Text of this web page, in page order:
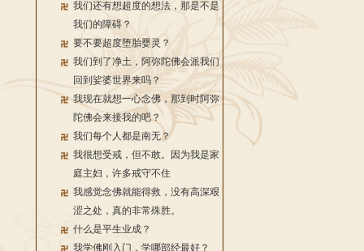
我们还有想超度的想法，那是不是
我们的障碍？
要不要超度堕胎婴灵？
我们到了净土，阿弥陀佛会派我们
回到娑婆世界来吗？
我现在就想一心念佛，那到时阿弥
陀佛会来接我的吧？
我们每个人都是南无？
我很想受戒，但不敢。因为我是家
庭主妇，许多戒守不住
我感觉念佛就能得救，没有高深艰
涩之处，真的非常殊胜。
什么是平生业成？
我学佛刚入门，学哪部经最好？